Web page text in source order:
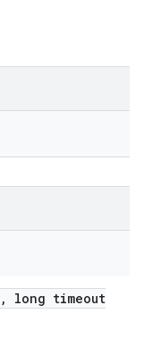
,
long timeout